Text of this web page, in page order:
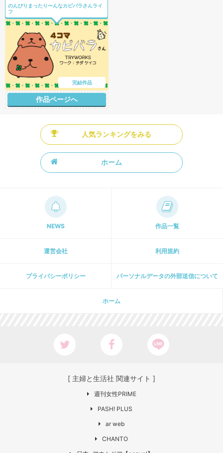
のんびりまったり〜んなカピバラさんライ
フ
完結作品
作品ページへ
人気ランキングをみる
ホーム
NEWS 作品一覧
運営会社 利用規約
プライパシーポリシー パーソナルデータの外部送信について
ホーム
[ 主婦と生活社 関連サイト ]
週刊女性PRIME
PASH! PLUS
ar web
CHANTO